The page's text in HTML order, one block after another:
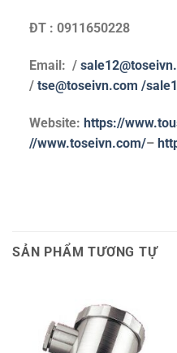
ĐT : 0911650228
Email: /
/ tse@toseivn.com /
Website: https://
//www.toseivn.com/–
SẢN PHẨM TƯƠNG TỰ